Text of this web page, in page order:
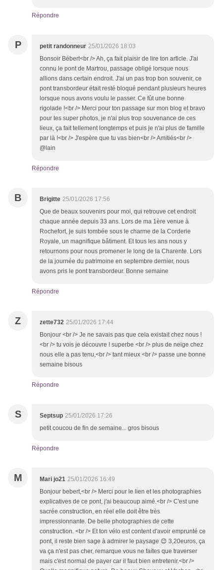
Répondre
P petit randonneur 25/01/2026 18:03
Bonsoir Bébert<br /> Ah, ça fait plaisir de lire ton article. J'ai
connu le pont de Martrou, passage obligé lorsque nous
allions dans certain endroit. J'ai un pas trop bon souvenir, ce
pont transbordeur était resté bloqué pendant plusieurs heures
lorsque nous avons voulu le passer. Ce fût une bonne
rigolade !<br /> Merci pour ton passage sur mon blog et bravo
pour tes super photos, je n'ai plus trop souvenance de ces
lieux, ça fait tellement longtemps et puis je n'ai plus de famille
par là !<br /> J'espère que tu vas bien<br /> Amitiés<br />
@lain
Répondre
B Brigitte 25/01/2026 17:56
Que de beaux souvenirs pour moi, qui retrouve cet endroit
chaque année depuis 33 ans. Lors de ma 1ère venue à
Rochefort, je suis tombée sous le charme de la Corderie
Royale, un magnifique bâtiment. Et tous les ans nous y
retournons pour nous promener le long de la Charente. Lors
de la journée du patrimoine en septembre dernier, nous
avons pris le pont transbordeur. Bonne semaine
Répondre
Z zette732 25/01/2026 17:44
Bonjour <br /> Je ne savais pas que cela existait chez nous !
<br /> tu vois je découvre ! superbe <br /> plus de neige chez
nous elle a pas tenu,<br /> tant mieux <br /> passe une bonne
semaine bisous
Répondre
S Septsup 25/01/2026 17:26
petit coucou de fin de semaine... gros bisous
Répondre
M Mari jo21 25/01/2026 16:49
Bonjour bebert,<br /> Merci pour le lien et les photographies
explicatives de ce pont, j'ai beaucoup aimé.<br /> C'est une
sacrée construction, en réel elle doit être très
impressionnante. De belle photographies de cette
construction. <br /> Et ton vélo est content d'avoir emprunté ce
pont, il reste bien sage à admirer le paysage 😊 3,20euros, ça
va ça n'est pas cher, remarque vous ne faites que traverser
mais c'est normal de payer car il faut bien entretenir.<br />